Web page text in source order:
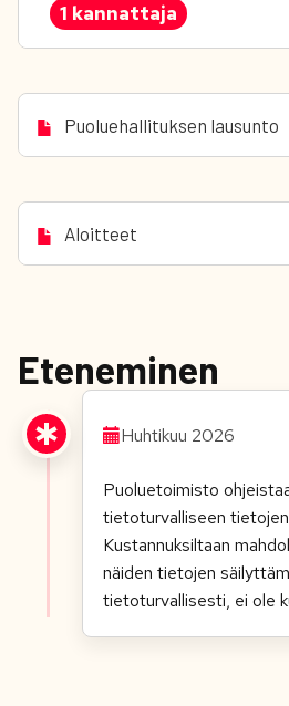
1 kannattaja
Puoluehallituksen lausunto
Aloitteet
Eteneminen
Huhtikuu 2026
Puoluetoimisto
tietoturvalliseen
Kustannuksiltaan
näiden tietojen
tietoturvallisesti, ei ole